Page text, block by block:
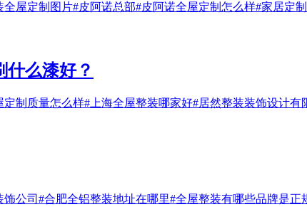
全屋定制图片#皮阿诺总部#皮阿诺全屋定制怎么样#家居定
什么漆好？
定制质量怎么样#上海全屋整装哪家好#居然整装装饰设计有
饰公司 #合肥全铝整装地址在哪里#全屋整装有哪些品牌是正